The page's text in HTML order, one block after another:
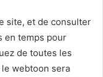
site, et de consulter
en temps pour
de toutes les
webtoon sera